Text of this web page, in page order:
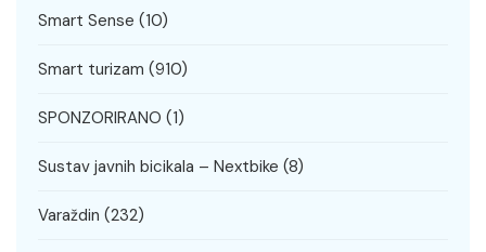
Smart Sense (10)
Smart turizam (910)
SPONZORIRANO (1)
Sustav javnih bicikala – Nextbike (8)
Varaždin (232)